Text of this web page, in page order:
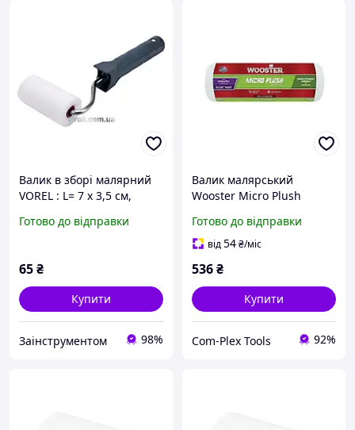
Валик в зборі малярний
VOREL : L= 7 x 3,5 cм,
поролоновий [80]
Готово до відправки
65₴
Купити
Заінструментом 98%
Валик малярський
Wooster Micro Plush
см, ворс 8 мм (R235-14)
Готово до відправки
від54₴/міс
536₴
Купити
Com-Plex Tools 92%